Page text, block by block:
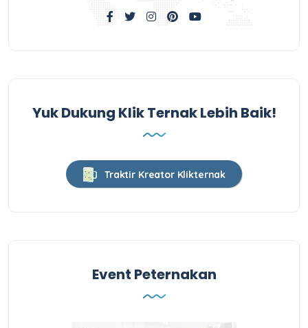
Yuk Dukung Klik Ternak Lebih Baik!
Traktir Kreator Klikternak
Event Peternakan